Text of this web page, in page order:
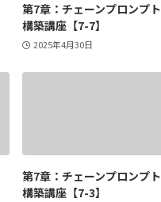
第7章：チェーンプロンプト
構築講座【7-7】
2025年4月30日
第7章：チェーンプロンプト
構築講座【7-3】